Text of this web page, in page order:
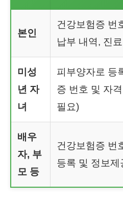
본인
건강보험증 번
납부 내역, 진
미성
년 자
녀
피부양자로 등
증 번호 및 자
필요)
배우
자, 부
모 등
건강보험증 번
등록 및 정보